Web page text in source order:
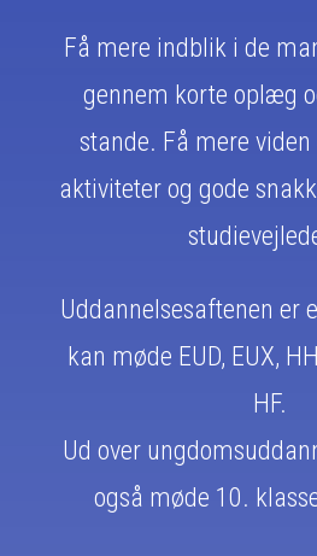
Få mere indblik i de
gennem korte oplæg
stande. Få mere
aktiviteter og gode
Uddannelsesaftenen er
kan møde EUD, EUX,
HF.
Ud over
også møde 10.